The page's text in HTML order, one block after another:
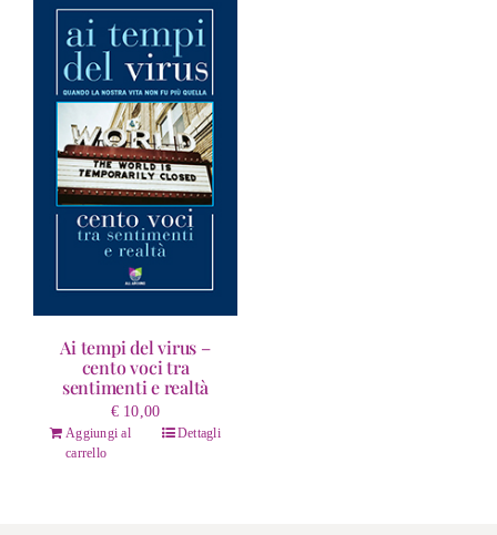
Catalogo
Ai tempi del virus –
cento voci tra
sentimenti e realtà
€10,00
Aggiungi al
carrello
Dettagli